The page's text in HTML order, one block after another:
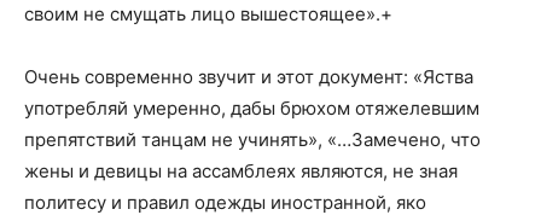
своим не смущать лицо вышестоящее».+
Очень современно звучит и этот документ: «Яства
употребляй умеренно, дабы брюхом отяжелевшим
препятствий танцам не учинять», «…Замечено, что
жены и девицы на ассамблеях являются, не зная
политесу и правил одежды иностранной, яко